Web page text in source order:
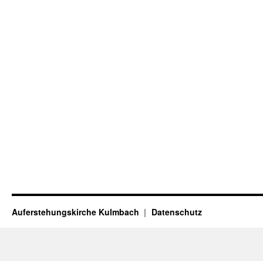
Auferstehungskirche Kulmbach Datenschutz